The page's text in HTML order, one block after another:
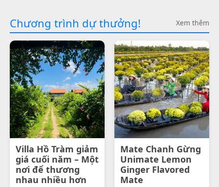
Chương trình dự thưởng! Xem thêm
Villa Hồ Tràm giảm
giá cuối năm – Một
nơi để thương
nhau nhiều hơn
Mate Chanh Gừng
Unimate Lemon
Ginger Flavored
Mate